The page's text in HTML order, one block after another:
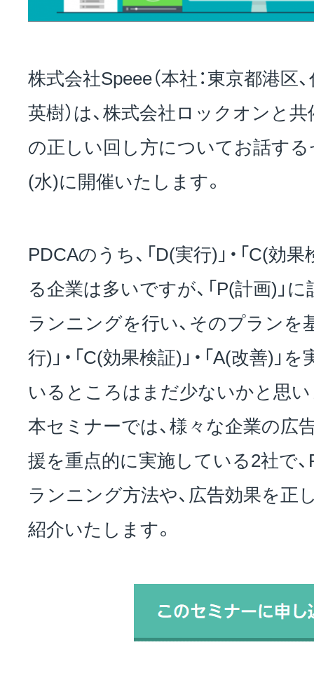
アクセス
株式会社Speee（本社：東京都港区
英樹）は、株式会社ロックオンと
の正しい回し方についてお話す
(水)に開催いたします。
PDCAのうち、「D(実行)」・「C(効
る企業は多いですが、「P(計画)」
ランニングを行い、そのプランを
行)」・「C(効果検証)」・「A(改善)
いるところはまだ少ないかと思い
本セミナーでは、様々な企業の広
援を重点的に実施している2社で
ランニング方法や、広告効果を正
紹介いたします。